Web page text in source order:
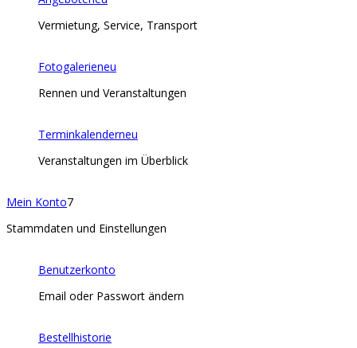
Vermietung, Service, Transport
Fotogalerieneu
Rennen und Veranstaltungen
Terminkalenderneu
Veranstaltungen im Überblick
Mein Konto7
Stammdaten und Einstellungen
Benutzerkonto
Email oder Passwort ändern
Bestellhistorie